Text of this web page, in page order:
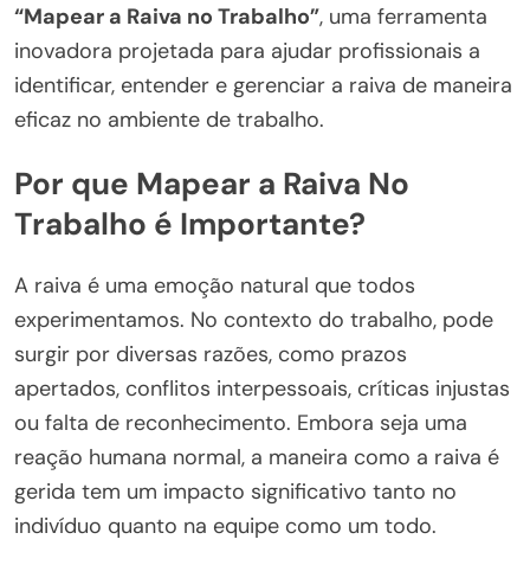
“Mapear a Raiva no Trabalho”, uma ferramenta
inovadora projetada para ajudar profissionais a
identificar, entender e gerenciar a raiva de maneira
eficaz no ambiente de trabalho.
Por que Mapear a Raiva No
Trabalho é Importante?
A raiva é uma emoção natural que todos
experimentamos. No contexto do trabalho, pode
surgir por diversas razões, como prazos
apertados, conflitos interpessoais, críticas injustas
ou falta de reconhecimento. Embora seja uma
reação humana normal, a maneira como a raiva é
gerida tem um impacto significativo tanto no
indivíduo quanto na equipe como um todo.